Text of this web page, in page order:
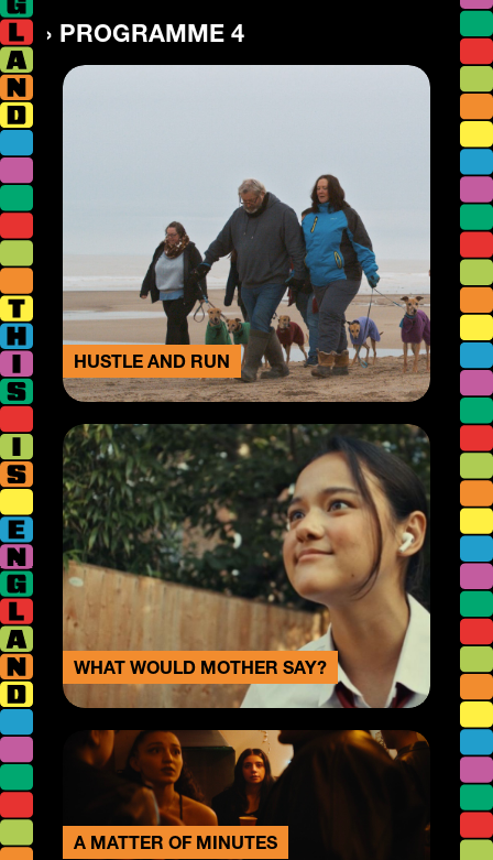
PROGRAMME 4
HUSTLE AND RUN
WHAT WOULD MOTHER SAY?
A MATTER OF MINUTES